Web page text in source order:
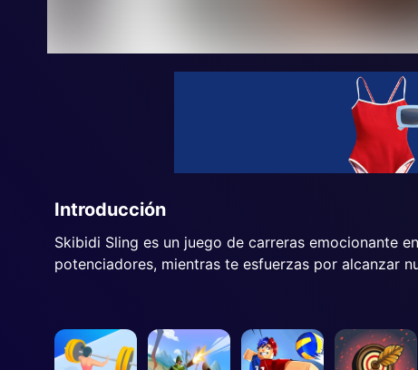
Introducción
Skibidi Sling es un juego de carreras emocionante
potenciadores, mientras te esfuerzas por alcanzar